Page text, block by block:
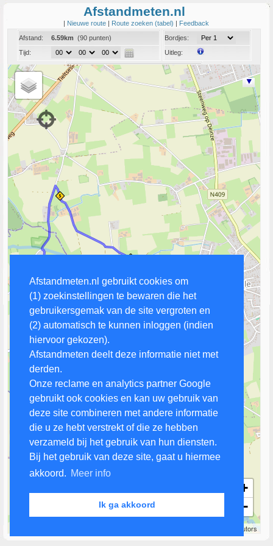
Afstandmeten.nl gebruikt cookies om
(1) zoekinstellingen te bewaren die het
gebruikersgemak van de site vergroten en
(2) automatisch te kunnen inloggen (indien
hiervoor gekozen).
Afstandmeten deelt deze informatie niet met
derden.
Onze reclame en analytics partner Google
gebruikt ook cookies en kan uw gebruik van
deze site combineren met andere informatie
die u ze hebt verstrekt of die ze hebben
verzameld bij het gebruik van hun diensten.
Bij het gebruik van deze site, gaat u hiermee
akkoord. Meer info
Ik ga akkoord
Afstandmeten.nl
| Nieuwe route | Route zoeken (tabel) | Feedback
Afstand:
6.59km (90 punten)
Tijd:
Bordjes:
Uitleg:
Coord:
Info: Link naar deze route
+
−
contributors